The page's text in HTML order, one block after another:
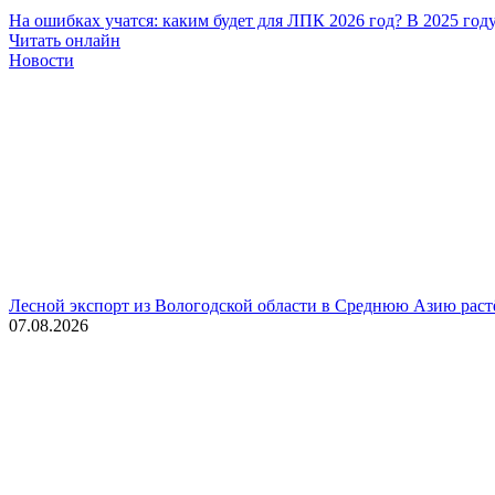
На ошибках учатся: каким будет для ЛПК 2026 год? В 2025
Читать онлайн
Новости
Лесной экспорт из Вологодской области в Среднюю Азию
07.08.2026